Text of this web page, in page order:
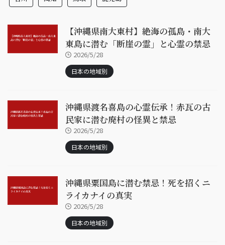
【沖縄県南大東村】絶海の孤島・南大
東島に潜む「断崖の霊」と心霊の禁忌
2026/5/28
日本の地域別
沖縄県渡名喜島の心霊伝承！赤瓦の古
民家に潜む廃村の怪異と禁忌
2026/5/28
日本の地域別
沖縄県粟国島に潜む禁忌！死を招くニ
ライカナイの真実
2026/5/28
日本の地域別